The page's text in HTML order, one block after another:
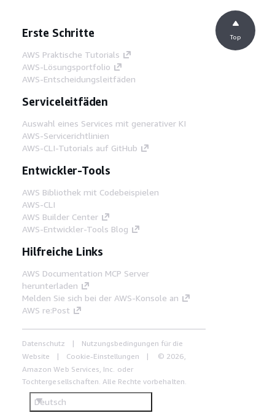
Erste Schritte
AWS Praktische Tutorials
AWS-Lösungsportfolio
AWS-Entscheidungsleitfäden
Serviceleitfäden
Auswahl eines Services mit generativer KI
AWS-Servicerichtlinien
AWS-CLI-Tutorials auf GitHub
Entwickler-Tools
AWS Bibliothek mit Codebeispielen
AWS-CLI
AWS Builder Center
AWS-Entwickler-Tools Blog
Hilfreiche Links
AWS Documentation MCP Server
herunterladen
Melden Sie sich bei der AWS-Konsole an
AWS re:Post
Datenschutz
Nutzungsbedingungen für die
Website
Cookie-Einstellungen
© 2026,
Amazon Web Services, Inc. oder
Tochtergesellschaften. Alle Rechte vorbehalten.
Deutsch
Top